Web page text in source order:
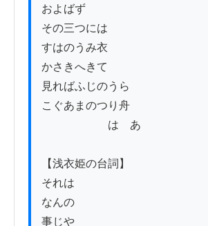
およばず
その三つには
すはのうみ衣
かさきへきて
見ればふじのうら
こぐあまのつり舟
はゝあ
【浅衣姫の台詞】
それは
なんの
事じや